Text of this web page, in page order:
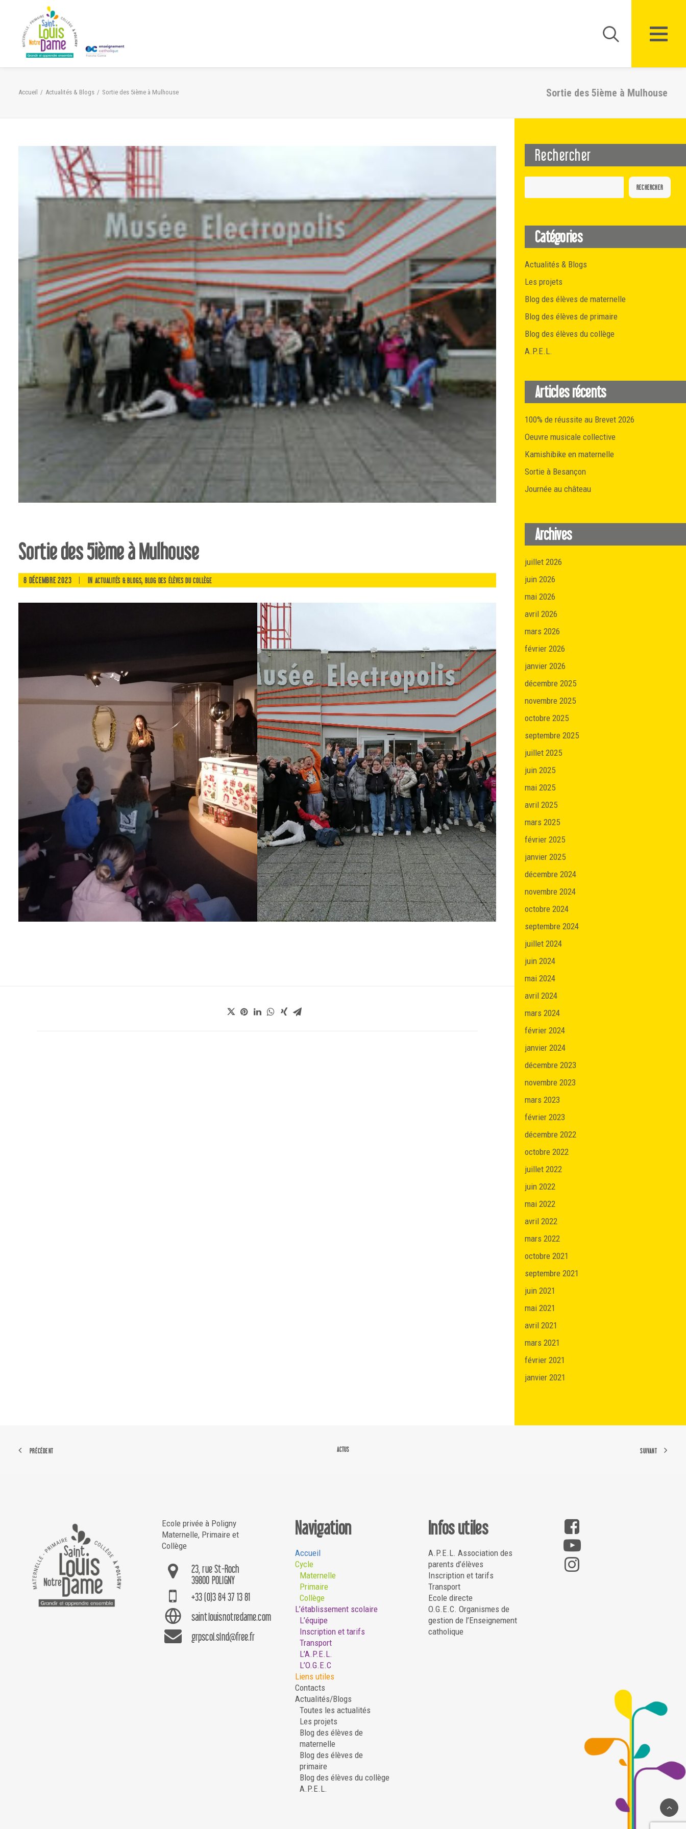
Sortie des 5ième à Mulhouse
Accueil Actualités & Blogs Sortie des 5ième à Mulhouse
Sortie des 5ième à Mulhouse
8 DÉCEMBRE 2023 IN ACTUALITÉS & BLOGS, BLOG DES ÉLÈVES DU COLLÈGE
Rechercher
RECHERCHER
Catégories
Actualités & Blogs
Les projets
Blog des élèves de maternelle
Blog des élèves de primaire
Blog des élèves du collège
A.P.E.L.
Articles récents
100% de réussite au Brevet 2026
Oeuvre musicale collective
Kamishibike en maternelle
Sortie à Besançon
Journée au château
Archives
juillet 2026
juin 2026
mai 2026
avril 2026
mars 2026
février 2026
janvier 2026
décembre 2025
novembre 2025
octobre 2025
septembre 2025
juillet 2025
juin 2025
mai 2025
avril 2025
mars 2025
février 2025
janvier 2025
décembre 2024
novembre 2024
octobre 2024
septembre 2024
juillet 2024
juin 2024
mai 2024
avril 2024
mars 2024
février 2024
janvier 2024
décembre 2023
novembre 2023
mars 2023
février 2023
décembre 2022
octobre 2022
juillet 2022
juin 2022
mai 2022
avril 2022
mars 2022
octobre 2021
septembre 2021
juin 2021
mai 2021
avril 2021
mars 2021
février 2021
janvier 2021
PRÉCÉDENT ACTUS SUIVANT
Ecole privée à Poligny
Maternelle, Primaire et
Collège
23, rue St-Roch
39800 POLIGNY
+33 (0)3 84 37 13 81
saintlouisnotredame.com
grpscol.slnd@free.fr
Navigation
Accueil
Cycle
Maternelle
Primaire
Collège
L’établissement scolaire
L’équipe
Inscription et tarifs
Transport
L’A.P.E.L.
L’O.G.E.C
Liens utiles
Contacts
Actualités/Blogs
Toutes les actualités
Les projets
Blog des élèves de
maternelle
Blog des élèves de
primaire
Blog des élèves du collège
A.P.E.L.
Infos utiles
A.P.E.L. Association des
parents d’élèves
Inscription et tarifs
Transport
Ecole directe
O.G.E.C. Organismes de
gestion de l’Enseignement
catholique
Panneau de gestion des cookies